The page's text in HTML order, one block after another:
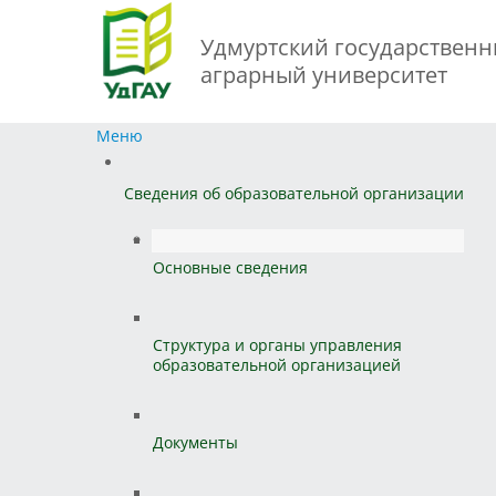
Удмуртский
аграрный университет
Меню
Сведения об образовательной организации
Основные сведения
Структура и органы управления
образовательной организацией
Документы